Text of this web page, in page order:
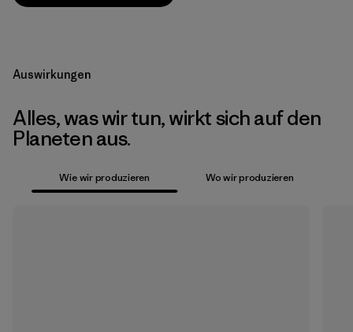
Auswirkungen
Alles, was wir tun, wirkt sich auf den
Planeten aus.
Wie wir produzieren Wo wir produzieren